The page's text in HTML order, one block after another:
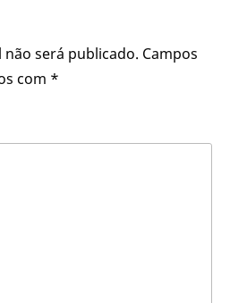
não será publicado. Campos
com *